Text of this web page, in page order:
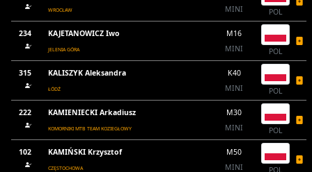
WROCŁAW
MINI
POL
234 KAJETANOWICZ Iwo
JELENIA GÓRA
M16
MINI
POL
315 KALISZYK Aleksandra
ŁÓDŹ
K40
MINI
POL
222 KAMIENIECKI Arkadiusz
KOMORNIKI MTB TEAM KOZIEGŁOWY
M30
MINI
POL
102 KAMIŃSKI Krzysztof
CZĘSTOCHOWA
M50
MINI
POL